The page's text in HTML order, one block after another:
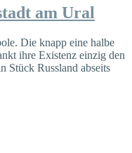
am Ural
Die knapp eine halbe
ihre Existenz einzig den
Stück Russland abseits